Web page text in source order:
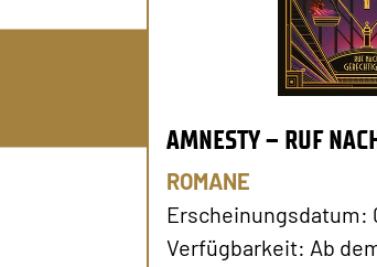
AMNESTY – RUF
ROMANE
Erscheinungsdatum:
Verfügbarkeit: Ab